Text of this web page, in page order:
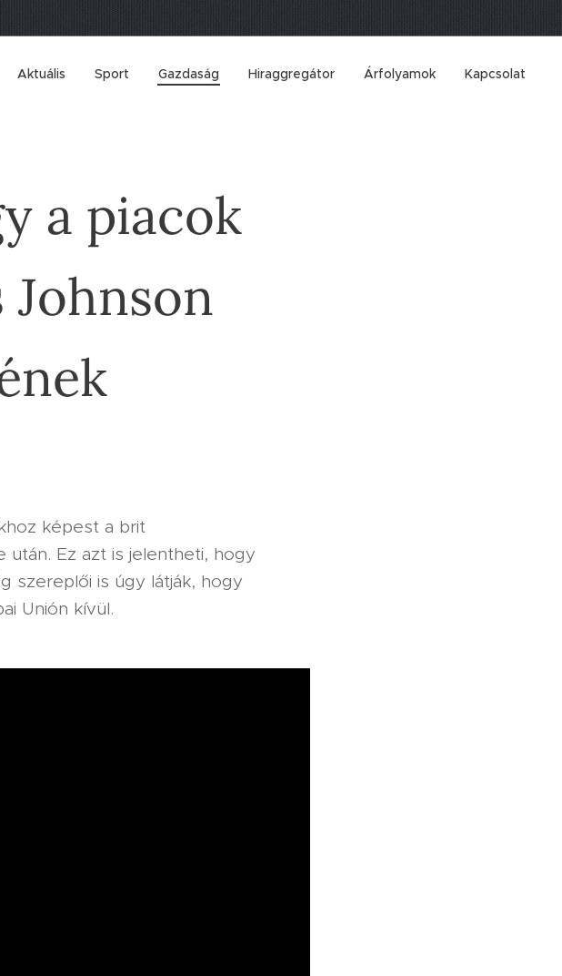
Aktuális Sport Gazdaság Hiraggregátor Árfolyamok Kapcsolat
a piacok
képest a brit
Ez azt is jelentheti, hogy
szereplői is úgy látják, hogy
Unión kívül.